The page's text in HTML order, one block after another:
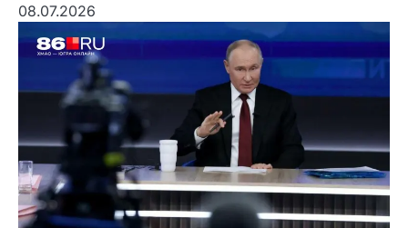
08.07.2026